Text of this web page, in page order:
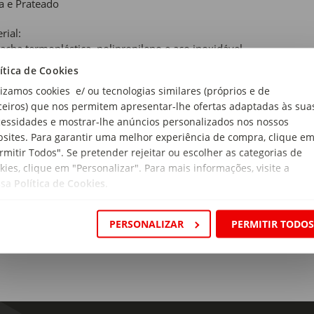
de Cookies
cookies e/ ou tecnologias similares (próprios e de
que nos permitem apresentar-lhe ofertas adaptadas às
e mostrar-lhe anúncios personalizados nos nossos
Para garantir uma melhor experiência de compra, clique em
Todos". Se pretender rejeitar ou escolher as categorias de
clique em "Personalizar". Para mais informações, visite a
Política de Cookies
PERSONALIZAR PERMITIR TODOS
e Prateado
termoplástica, polipropileno e aço inoxidável
4,1 x 1,8 cm
x Largura x Altura: 32 x 4,1 x 1,8 cm